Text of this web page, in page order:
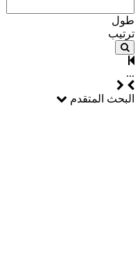
طول
ترتيب
...
البحث المتقدم